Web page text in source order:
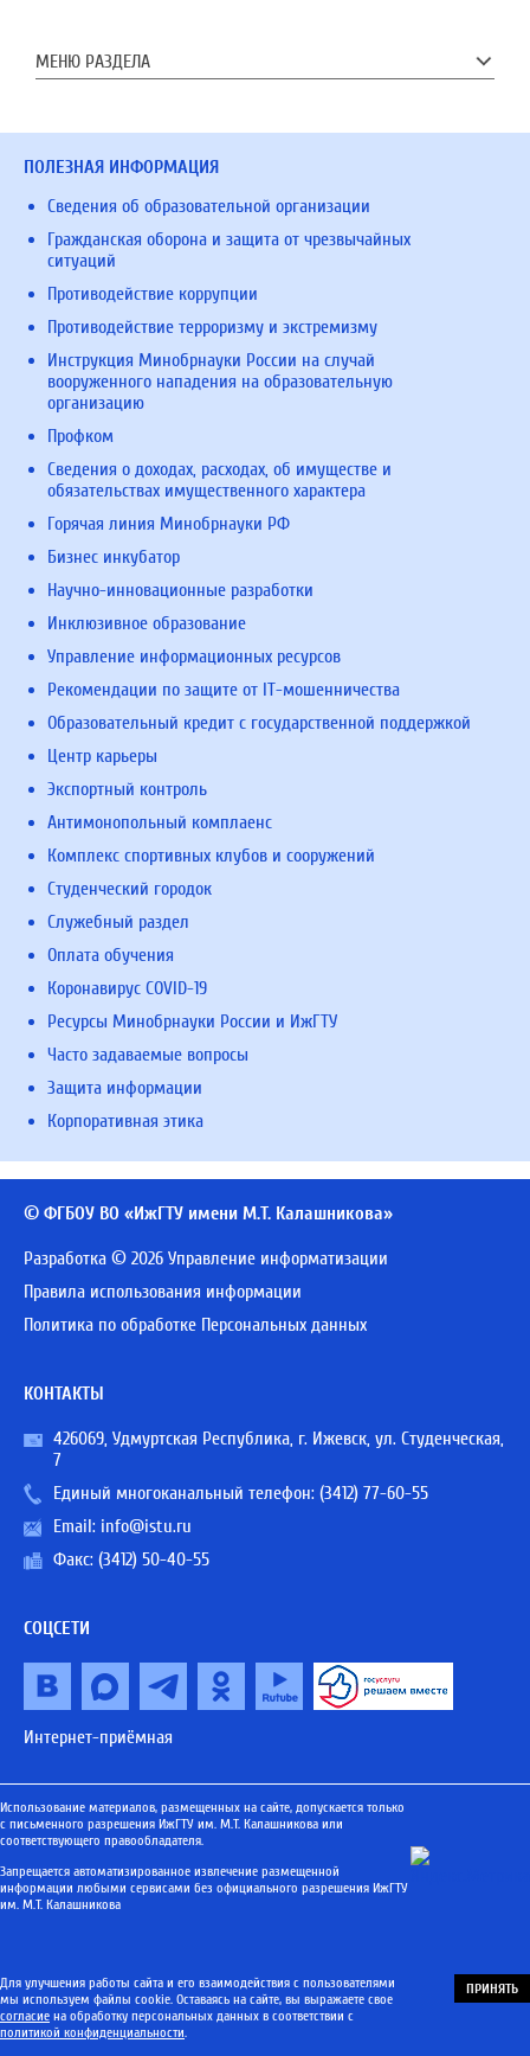
МЕНЮ РАЗДЕЛА
ПОЛЕЗНАЯ ИНФОРМАЦИЯ
Сведения об образовательной организации
Гражданская оборона и защита от чрезвычайных
ситуаций
Противодействие коррупции
Противодействие терроризму и экстремизму
Инструкция Минобрнауки России на случай
вооруженного нападения на образовательную
организацию
Профком
Сведения о доходах, расходах, об имуществе и
обязательствах имущественного характера
Горячая линия Минобрнауки РФ
Бизнес инкубатор
Научно-инновационные разработки
Инклюзивное образование
Управление информационных ресурсов
Рекомендации по защите от IT-мошенничества
Образовательный кредит с государственной поддержкой
Центр карьеры
Экспортный контроль
Антимонопольный комплаенс
Комплекс спортивных клубов и сооружений
Студенческий городок
Служебный раздел
Оплата обучения
Коронавирус COVID-19
Ресурсы Минобрнауки России и ИжГТУ
Часто задаваемые вопросы
Защита информации
Корпоративная этика
© ФГБОУ ВО «ИжГТУ имени М.Т. Калашникова»
Разработка © 2026 Управление информатизации
Правила использования информации
Политика по обработке Персональных данных
КОНТАКТЫ
426069, Удмуртская Республика, г. Ижевск, ул. Студенческая,
7
Единый многоканальный телефон: (3412) 77-60-55
Email: info@istu.ru
Факс: (3412) 50-40-55
СОЦСЕТИ
Интернет-приёмная
Использование материалов, размещенных на сайте, допускается только
с письменного разрешения ИжГТУ им. М.Т. Калашникова или
соответствующего правообладателя.
Запрещается автоматизированное извлечение размещенной
информации любыми сервисами без официального разрешения ИжГТУ
им. М.Т. Калашникова
Для улучшения работы сайта и его взаимодействия с пользователями
мы используем файлы cookie. Оставаясь на сайте, вы выражаете свое
согласие на обработку персональных данных в соответствии с
политикой конфиденциальности.
ПРИНЯТЬ